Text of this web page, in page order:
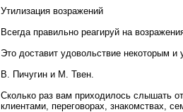
Утилизация возражений
Всегда правильно реагируй на
Это доставит удовольствие некоторым и
В. Пичугин и М. Твен.
Сколько раз вам приходилось слышать
клиентами, переговорах, знакомствах,